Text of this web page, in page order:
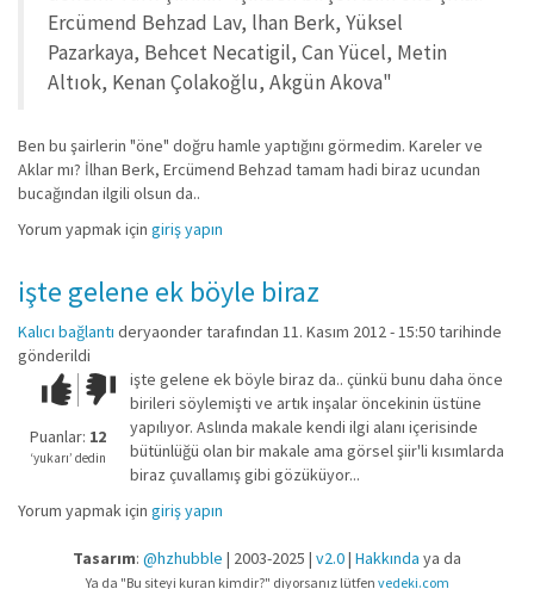
Ercümend Behzad Lav, lhan Berk, Yüksel
Pazarkaya, Behcet Necatigil, Can Yücel, Metin
Altıok, Kenan Çolakoğlu, Akgün Akova"
Ben bu şairlerin "öne" doğru hamle yaptığını görmedim. Kareler ve
Aklar mı? İlhan Berk, Ercümend Behzad tamam hadi biraz ucundan
bucağından ilgili olsun da..
Yorum yapmak için giriş yapın
işte gelene ek böyle biraz
Kalıcı bağlantı deryaondertarafından 11. Kasım 2012 - 15:50 tarihinde
gönderildi
Çok iyi!O
kadar
iyi
değil!
Puanlar: 12
‘yukarı’ dedin
işte gelene ek böyle biraz da.. çünkü bunu daha önce
birileri söylemişti ve artık inşalar öncekinin üstüne
yapılıyor. Aslında makale kendi ilgi alanı içerisinde
bütünlüğü olan bir makale ama görsel şiir'li kısımlarda
biraz çuvallamış gibi gözüküyor...
Yorum yapmak için giriş yapın
Tasarım: @hzhubble | 2003-2025 | v2.0| Hakkında ya da
Ya da "Bu siteyi kuran kimdir?" diyorsanız lütfen vedeki.com